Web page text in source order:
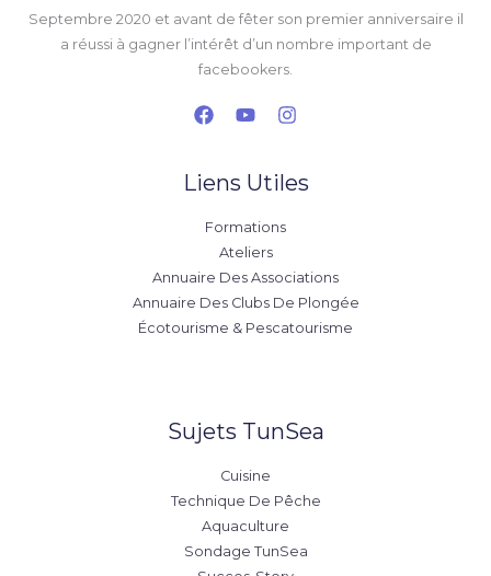
Septembre 2020 et avant de fêter son premier anniversaire il
a réussi à gagner l’intérêt d’un nombre important de
facebookers.
Liens Utiles
Formations
Ateliers
Annuaire Des Associations
Annuaire Des Clubs De Plongée
Écotourisme & Pescatourisme
Sujets TunSea
Cuisine
Technique De Pêche
Aquaculture
Sondage TunSea